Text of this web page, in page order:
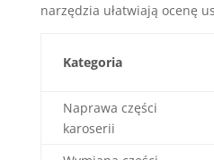
narzędzia ułatwiają ocenę
Kategoria
Naprawa części
karoserii